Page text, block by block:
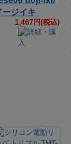
ージイキ
1,467円(税込)